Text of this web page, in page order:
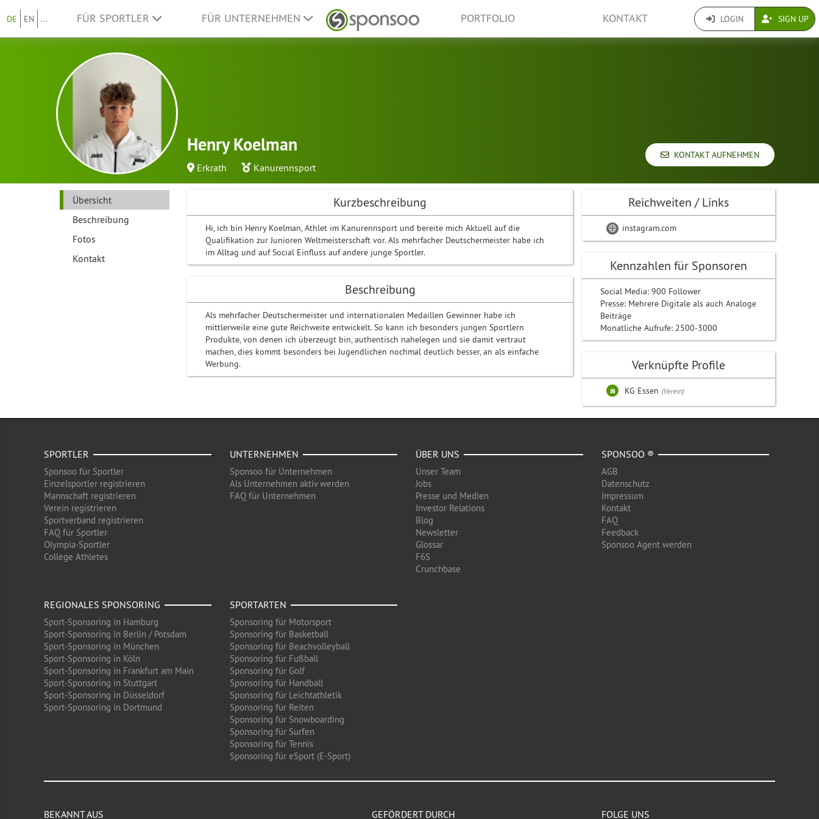
DE EN ... FÜR SPORTLER FÜR UNTERNEHMEN PORTFOLIO KONTAKT LOGIN SIGN UP
Henry Koelman
Erkrath Kanurennsport
KONTAKT AUFNEHMEN
Übersicht
Beschreibung
Fotos
Kontakt
Kurzbeschreibung
Hi, ich bin Henry Koelman, Athlet im Kanurennsport und bereite mich Aktuell auf die
Qualifikation zur Junioren Weltmeisterschaft vor. Als mehrfacher Deutschermeister habe ich
im Alltag und auf Social Einfluss auf andere junge Sportler.
Beschreibung
Als mehrfacher Deutschermeister und internationalen Medaillen Gewinner habe ich
mittlerweile eine gute Reichweite entwickelt. So kann ich besonders jungen Sportlern
Produkte, von denen ich überzeugt bin, authentisch nahelegen und sie damit vertraut
machen, dies kommt besonders bei Jugendlichen nochmal deutlich besser, an als einfache
Werbung.
Reichweiten / Links
instagram.com
Kennzahlen für Sponsoren
Social Media: 900 Follower
Presse: Mehrere Digitale als auch Analoge
Beiträge
Monatliche Aufrufe: 2500-3000
Verknüpfte Profile
KG Essen (Verein)
SPORTLER
Sponsoo für Sportler
Einzelsportler registrieren
Mannschaft registrieren
Verein registrieren
Sportverband registrieren
FAQ für Sportler
Olympia-Sportler
College Athletes
UNTERNEHMEN
Sponsoo für Unternehmen
Als Unternehmen aktiv werden
FAQ für Unternehmen
ÜBER UNS
Unser Team
Jobs
Presse und Medien
Investor Relations
Blog
Newsletter
Glossar
F6S
Crunchbase
SPONSOO ®
AGB
Datenschutz
Impressum
Kontakt
FAQ
Feedback
Sponsoo Agent werden
REGIONALES SPONSORING
Sport-Sponsoring in Hamburg
Sport-Sponsoring in Berlin / Potsdam
Sport-Sponsoring in München
Sport-Sponsoring in Köln
Sport-Sponsoring in Frankfurt am Main
Sport-Sponsoring in Stuttgart
Sport-Sponsoring in Düsseldorf
Sport-Sponsoring in Dortmund
SPORTARTEN
Sponsoring für Motorsport
Sponsoring für Basketball
Sponsoring für Beachvolleyball
Sponsoring für Fußball
Sponsoring für Golf
Sponsoring für Handball
Sponsoring für Leichtathletik
Sponsoring für Reiten
Sponsoring für Snowboarding
Sponsoring für Surfen
Sponsoring für Tennis
Sponsoring für eSport (E-Sport)
BEKANNT AUS GEFÖRDERT DURCH FOLGE UNS